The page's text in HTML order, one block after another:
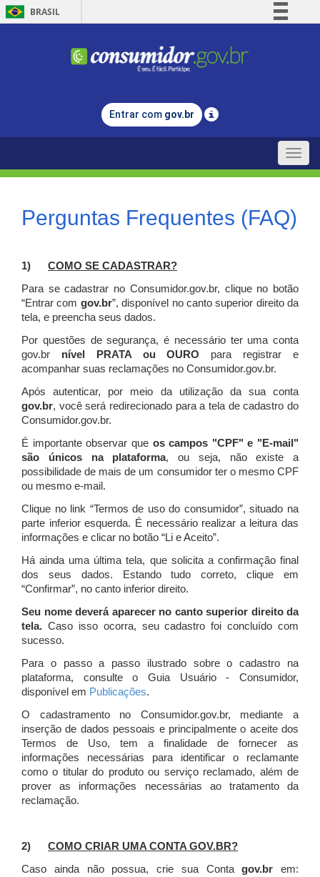
BRASIL
Comunica BR
Legislação
Entrar com gov.br
Toggle
Perguntas Frequentes (FAQ)
1) COMO SE CADASTRAR?
Para se cadastrar no Consumidor.gov.br, clique no botão
“Entrar com gov.br”, disponível no canto superior direito da
tela, e preencha seus dados.
Por questões de segurança, é necessário ter uma conta
gov.br nível PRATA ou OURO para registrar e
acompanhar suas reclamações no Consumidor.gov.br.
Após autenticar, por meio da utilização da sua conta
gov.br, você será redirecionado para a tela de cadastro do
Consumidor.gov.br.
É importante observar que os campos "CPF" e "E-mail"
são únicos na plataforma, ou seja, não existe a
possibilidade de mais de um consumidor ter o mesmo CPF
ou mesmo e-mail.
Clique no link “Termos de uso do consumidor”, situado na
parte inferior esquerda. É necessário realizar a leitura das
informações e clicar no botão “Li e Aceito”.
Há ainda uma última tela, que solicita a confirmação final
dos seus dados. Estando tudo correto, clique em
“Confirmar”, no canto inferior direito.
Seu nome deverá aparecer no canto superior direito da
tela. Caso isso ocorra, seu cadastro foi concluído com
sucesso.
Para o passo a passo ilustrado sobre o cadastro na
plataforma, consulte o Guia Usuário - Consumidor,
disponível em Publicações.
O cadastramento no Consumidor.gov.br, mediante a
inserção de dados pessoais e principalmente o aceite dos
Termos de Uso, tem a finalidade de fornecer as
informações necessárias para identificar o reclamante
como o titular do produto ou serviço reclamado, além de
prover as informações necessárias ao tratamento da
reclamação.
2) COMO CRIAR UMA CONTA GOV.BR?
Caso ainda não possua, crie sua Contagov.br em: